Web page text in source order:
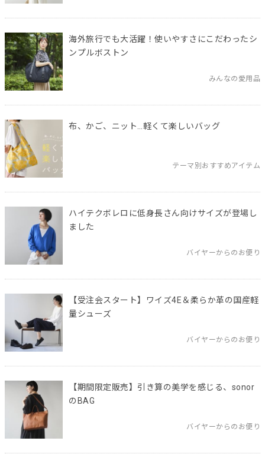
海外旅行でも大活躍！使いやすさにこだわったシ
ンプルボストン
みんなの愛用品
布、かご、ニット…軽くて楽しいバッグ
テーマ別おすすめアイテム
ハイテクボレロに低身長さん向けサイズが登場し
ました
バイヤーからのお便り
【受注会スタート】ワイズ4E＆柔らか革の国産軽
量シューズ
バイヤーからのお便り
【期間限定販売】引き算の美学を感じる、sonor
のBAG
バイヤーからのお便り